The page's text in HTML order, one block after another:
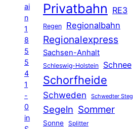
ai
n
1
8
5
5
4
1
-
0
in
Privatbahn RE3
Regen Regionalbahn
Regionalexpress
Sachsen-Anhalt
Schleswig-Holstein Schnee
Schorfheide
Schweden Schwedter Steg
Segeln Sommer
Sonne Splitter